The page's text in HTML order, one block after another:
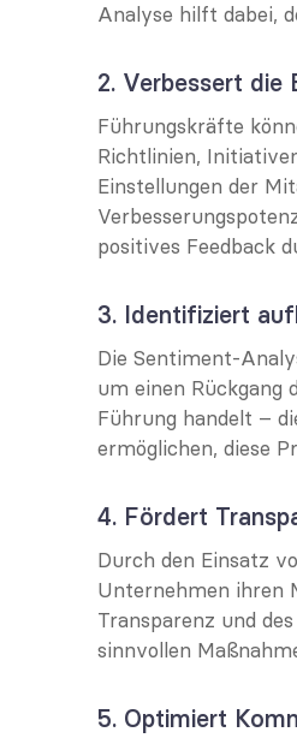
Analyse hilft dabei,
2. Verbessert die
Führungskräfte
Richtlinien,
Einstellungen der
positives Feedback
3. Identifiziert
Die Sentiment-
um einen
Führung handelt –
ermöglichen, diese
4. Fördert
Durch den Einsatz
Unternehmen ihren
Transparenz und
sinnvollen
5. Optimiert